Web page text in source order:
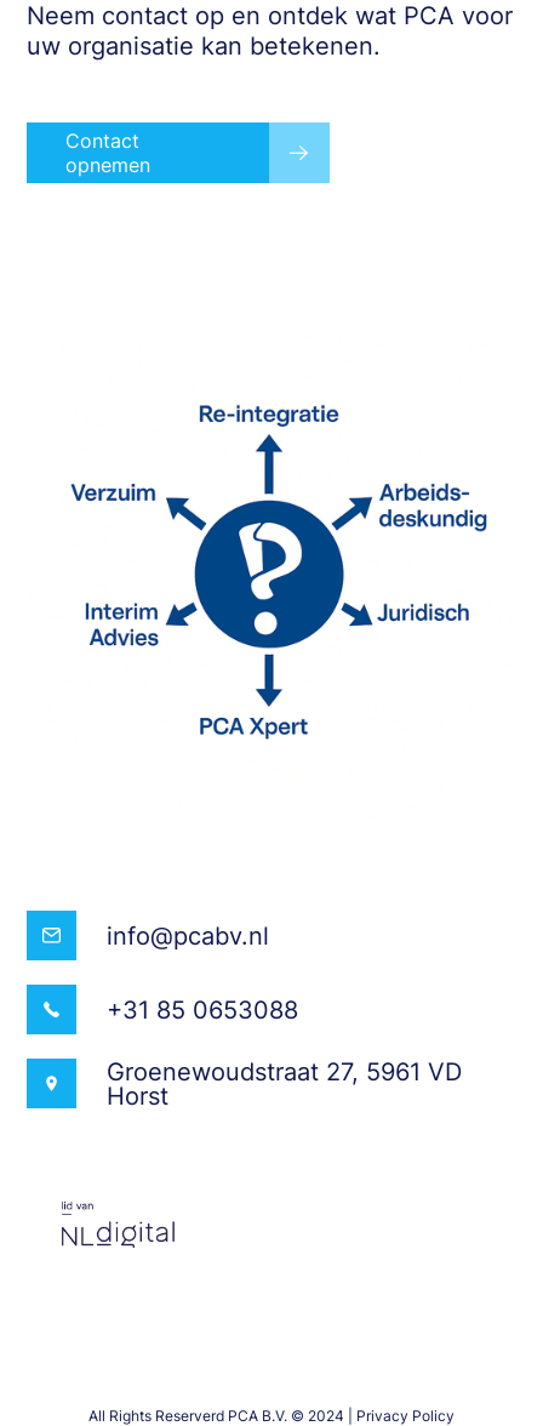
Neem contact op en ontdek wat PCA voor
uw organisatie kan betekenen.
Contact
opnemen
info@pcabv.nl
+31 85 0653088
Groenewoudstraat 27, 5961 VD
Horst
All Rights Reserverd PCA B.V. © 2024 | Privacy Policy